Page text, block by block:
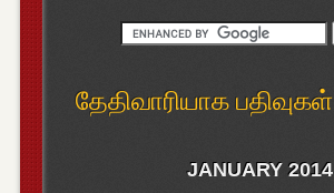
தேதிவாரியாக பதிவுகள்
JANUARY 2014